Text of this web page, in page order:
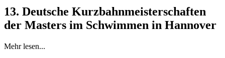
13. Deutsche Kurzbahnmeisterschaften
der Masters im Schwimmen in Hannover
Mehr lesen...